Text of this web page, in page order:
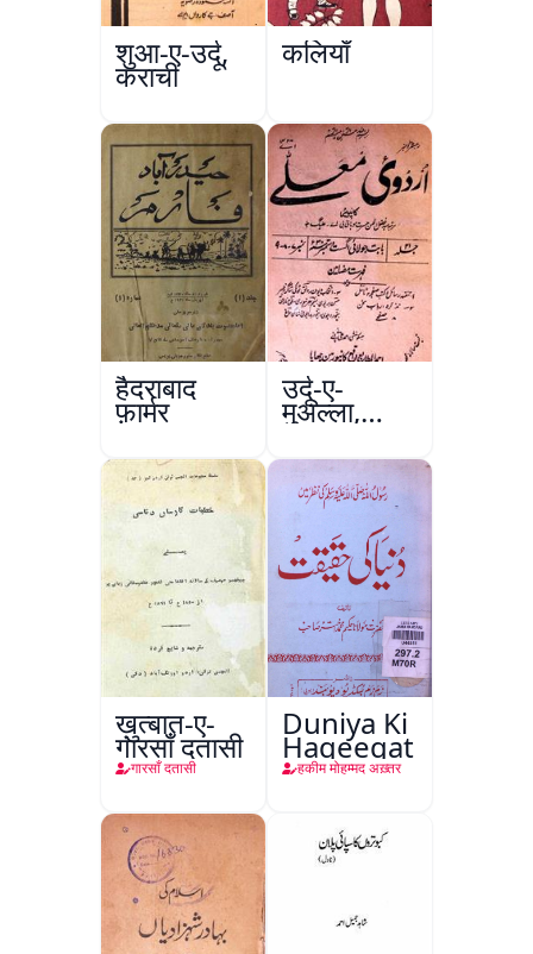
शुआ-ए-उर्दू,
कराची
कलियाँ
हैदराबाद
फ़ार्मर
उर्दू-ए-
मुअल्ला,
कानपुर
ख़ुत्बात-ए-
गारसाँ दतासी
गारसाँ दतासी
Duniya Ki
Haqeeqat
हकीम मोहम्मद अख़्तर